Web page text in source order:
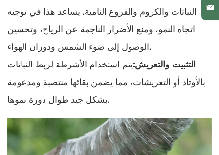
النباتات والكروم والفروع النامية. يساعد هذا في توجيه
اتجاه النمو، ومنع الأضرار الناجمة عن الرياح، وتحسين
الوصول إلى ضوء الشمس ودوران الهواء.
التثبيت والتعريش:يتم استخدام الأشرطة لربط النباتات
بالأوتاد أو التعريشات، مما يضمن بقائها منتصبة ومدعومة
بشكل جيد طوال دورة نموها.